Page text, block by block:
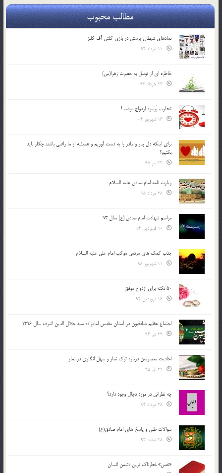
مطالب محبوب
نمادهای شیطان پرستی در بازی کلش آف کلنز
خاطره ای از توسل به حضرت زهرا(س)
تجارت پُرسود ازدواج موقت !
براي اينكه دل پدر و مادر را به دست آوريم و هميشه از ما راضي باشند چكار بايد
بكنيم؟
زیارت نامه امام صادق علیه السلام
مراسم شهادت امام صادق (ع) سال 93
جذب کمک های مردمی موکب امام علی علیه السلام
50 نکته برای ازدواج موفق
اجتماع عظیم صادقیون در آستان مقدس امامزاده سید جلال الدین اشرف سال 1396
احادیث معصومین درباره ترک نماز و سهل انگاری در نماز
چه نظراتی در مورد دجال وجود دارد؟
سوالات طبی و پاسخ های امام صادق(ع)
«نفس» خطرناک ترین دشمن انسان